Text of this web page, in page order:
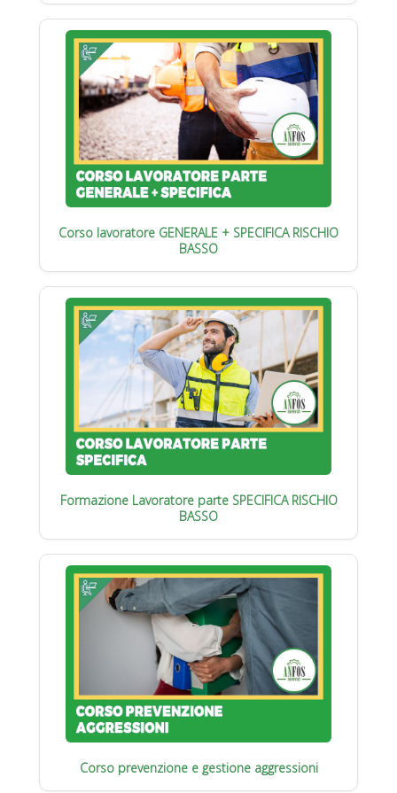
Corso lavoratore GENERALE + SPECIFICA RISCHIO
BASSO
Formazione Lavoratore parte SPECIFICA RISCHIO
BASSO
Corso prevenzione e gestione aggressioni